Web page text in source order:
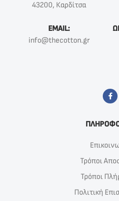
43200, Καρδίτσα
EMAIL:
info@thecotton.gr
Τρόποι
Τρόποι
Πολιτική